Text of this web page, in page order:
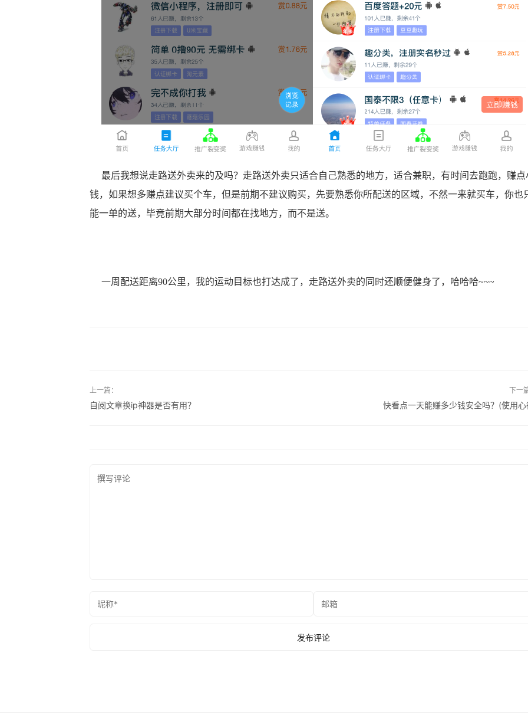
最后我想说走路送外卖来的及吗？走路送外卖只适合自己熟悉的地方，适合兼职，有时间去跑跑，赚点
钱，如果想多赚点建议买个车，但是前期不建议购买，先要熟悉你所配送的区域，不然一来就买车，你也
能一单的送，毕竟前期大部分时间都在找地方，而不是送。
一周配送距离90公里，我的运动目标也打达成了，走路送外卖的同时还顺便健身了，哈哈哈~~~
上一篇：
自阅文章换ip神器是否有用？
下一
快看点一天能赚多少钱安全吗？(使用